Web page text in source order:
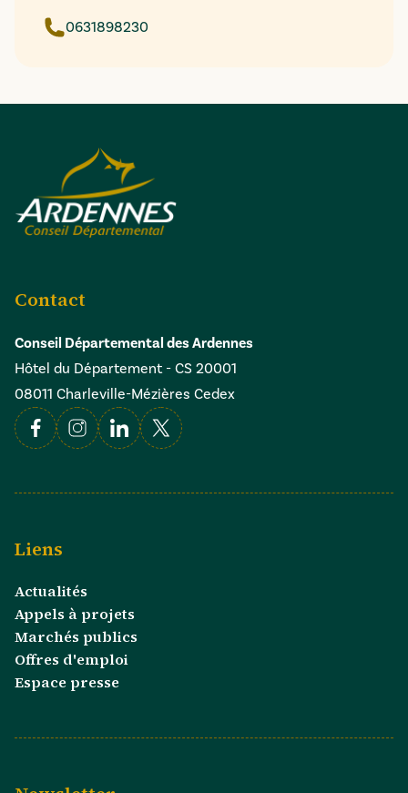
0631898230
Contact
Conseil Départemental des Ardennes
Hôtel du Département - CS 20001
08011 Charleville-Mézières Cedex
FacebookInstagramLinkedin
X
Liens
Actualités
Appels à projets
Marchés publics
Offres d'emploi
Espace presse